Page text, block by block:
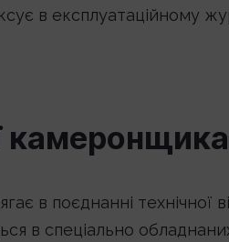
в експлуатаційному
камеронщика
в поєднанні технічної
в спеціально